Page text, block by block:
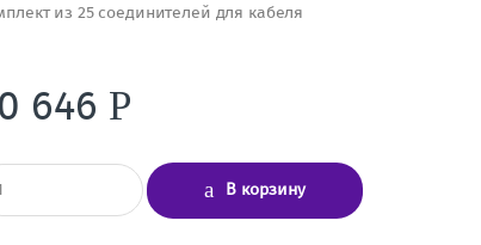
из 25 соединителей для кабеля
646 Р
В корзину